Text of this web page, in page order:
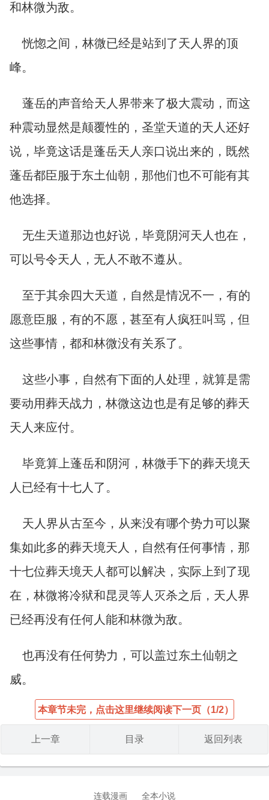
和林微为敌。
恍惚之间，林微已经是站到了天人界的顶
峰。
蓬岳的声音给天人界带来了极大震动，而这
种震动显然是颠覆性的，圣堂天道的天人还好
说，毕竟这话是蓬岳天人亲口说出来的，既然
蓬岳都臣服于东土仙朝，那他们也不可能有其
他选择。
无生天道那边也好说，毕竟阴河天人也在，
可以号令天人，无人不敢不遵从。
至于其余四大天道，自然是情况不一，有的
愿意臣服，有的不愿，甚至有人疯狂叫骂，但
这些事情，都和林微没有关系了。
这些小事，自然有下面的人处理，就算是需
要动用葬天战力，林微这边也是有足够的葬天
天人来应付。
毕竟算上蓬岳和阴河，林微手下的葬天境天
人已经有十七人了。
天人界从古至今，从来没有哪个势力可以聚
集如此多的葬天境天人，自然有任何事情，那
十七位葬天境天人都可以解决，实际上到了现
在，林微将冷狱和昆灵等人灭杀之后，天人界
已经再没有任何人能和林微为敌。
也再没有任何势力，可以盖过东土仙朝之
威。
本章节未完，点击这里继续阅读下一页（1/2）
上一章 目录 返回列表
连载漫画 全本小说